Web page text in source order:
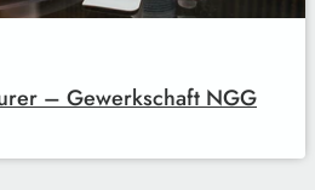
– Gewerkschaft NGG